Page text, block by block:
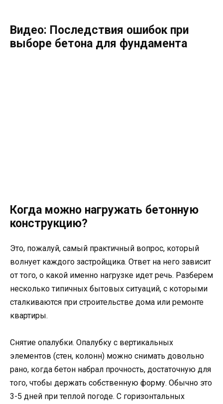
Видео: Последствия ошибок при
выборе бетона для фундамента
Когда можно нагружать бетонную
конструкцию?
Это, пожалуй, самый практичный вопрос, который
волнует каждого застройщика. Ответ на него зависит
от того, о какой именно нагрузке идет речь. Разберем
несколько типичных бытовых ситуаций, с которыми
сталкиваются при строительстве дома или ремонте
квартиры.
Снятие опалубки. Опалубку с вертикальных
элементов (стен, колонн) можно снимать довольно
рано, когда бетон набрал прочность, достаточную для
того, чтобы держать собственную форму. Обычно это
3-5 дней при теплой погоде. С горизонтальных